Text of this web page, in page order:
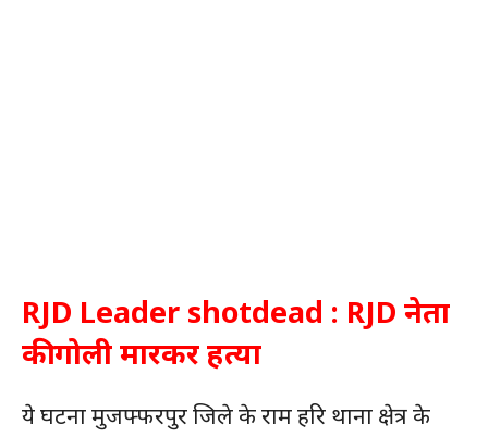
RJD Leader shotdead : RJD नेता
की गोली मारकर हत्या
ये घटना मुजफ्फरपुर जिले के राम हरि थाना क्षेत्र के